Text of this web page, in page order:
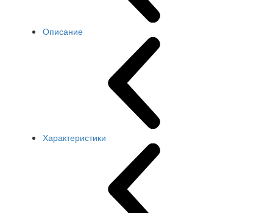
Описание
Характеристики